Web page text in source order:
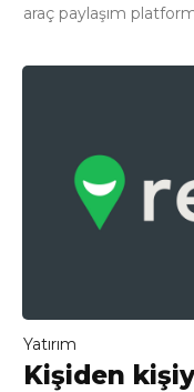
araç paylaşım
Yatırım
Kişiden